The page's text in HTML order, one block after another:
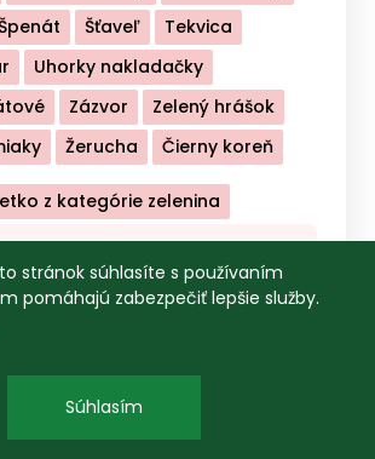
Šťaveľ
Tekvica
Uhorky nakladačky
Zázvor
Zelený hrášok
Žerucha Čierny koreň
z kategórie zelenina
Brusnice
Čerešne
Hrušky Jablká
Jahody
Lieskovce Maliny
a Korenie
Ostatné - Bylinky a korenie
Bravčové Hydina
stránok súhlasíte s používaním
pomáhajú zabezpečiť lepšie služby.
Súhlasím